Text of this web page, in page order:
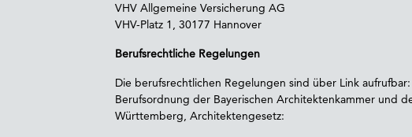
VHV Allgemeine Versicherung AG
VHV-Platz 1, 30177 Hannover
Berufsrechtliche Regelungen
Die berufsrechtlichen Regelungen sind über Link aufrufbar:
Berufsordnung der Bayerischen Architektenkammer und
Württemberg, Architektengesetz: